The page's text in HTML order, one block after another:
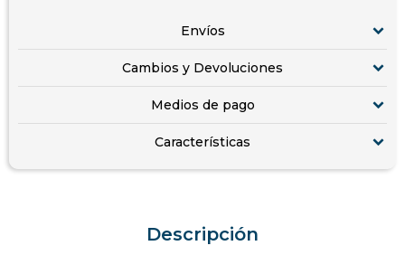
Envíos
Cambios y Devoluciones
Medios de pago
Características
Descripción